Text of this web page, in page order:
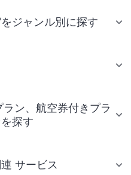
ジャンル別に探す
ン、航空券付きプラ
探す
サービス